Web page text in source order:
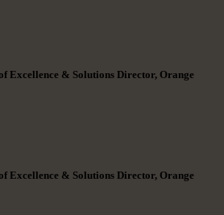
Excellence & Solutions Director, Orange
Excellence & Solutions Director, Orange